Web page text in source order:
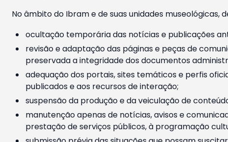
No âmbito do Ibram e de suas unidades museológicas,
ocultação temporária das notícias e publicações
revisão e adaptação das páginas e peças de
preservada a integridade dos documentos
adequação dos portais, sites temáticos e perfis
publicados e aos recursos de interação;
suspensão da produção e da veiculação de
manutenção apenas de notícias, avisos e
prestação de serviços públicos, à programação